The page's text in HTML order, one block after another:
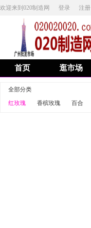
欢迎来到020制造网 登录 注册
首页 逛市场
全部分类
红玫瑰
香槟玫瑰 百合